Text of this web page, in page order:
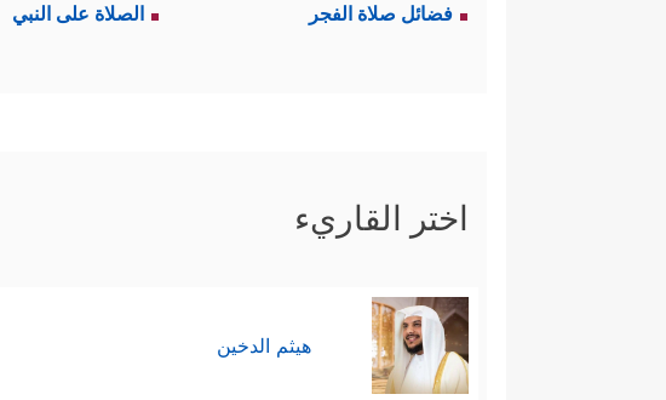
فضائل صلاة الفجر الصلاة على النبي
اختر القاريء
هيثم الدخين